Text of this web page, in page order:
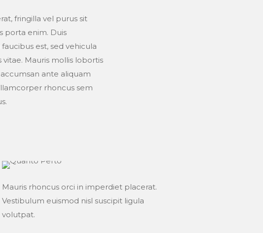
fringilla vel purus sit
porta enim. Duis
est, sed vehicula
vitae. Mauris mollis lobortis
ante aliquam
rhoncus sem
Mauris rhoncus orci in imperdiet placerat.
Vestibulum euismod nisl suscipit ligula
volutpat.